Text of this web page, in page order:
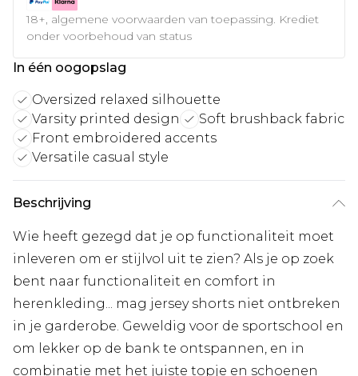
18+, algemene voorwaarden van toepassing. Krediet
onder voorbehoud van status
In één oogopslag
Oversized relaxed silhouette
Varsity printed design
Soft brushback fabric
Front embroidered accents
Versatile casual style
Beschrijving
Wie heeft gezegd dat je op functionaliteit moet
inleveren om er stijlvol uit te zien? Als je op zoek
bent naar functionaliteit en comfort in
herenkleding... mag jersey shorts niet ontbreken
in je garderobe. Geweldig voor de sportschool en
om lekker op de bank te ontspannen, en in
combinatie met het juiste topje en schoenen